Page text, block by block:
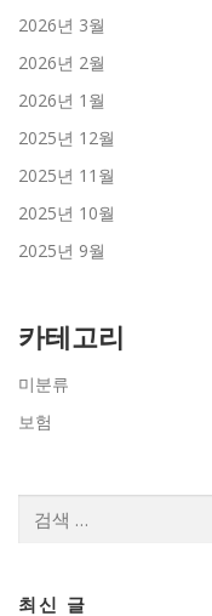
2026년 3월
2026년 2월
2026년 1월
2025년 12월
2025년 11월
2025년 10월
2025년 9월
카테고리
미분류
보험
최신 글